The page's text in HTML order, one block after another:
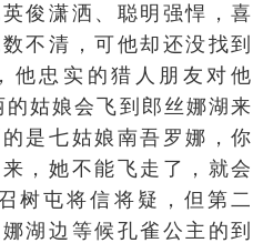
俊潇洒、聪明强悍，喜
不清，可他却还没找到
他忠实的猎人朋友对他
姑娘会飞到郎丝娜湖来
是七姑娘南吾罗娜，你
，她不能飞走了，就会
树屯将信将疑，但第二
湖边等候孔雀公主的到